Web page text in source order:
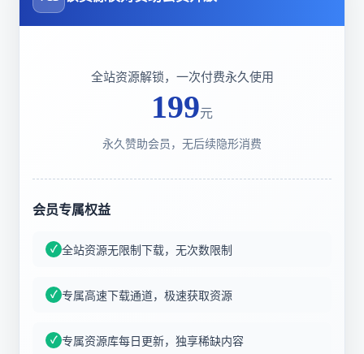
全站资源解锁，一次付费永久使用
199元
永久赞助会员，无后续隐形消费
会员专属权益
全站资源无限制下载，无次数限制
专属高速下载通道，极速获取资源
专属资源库每日更新，独享稀缺内容